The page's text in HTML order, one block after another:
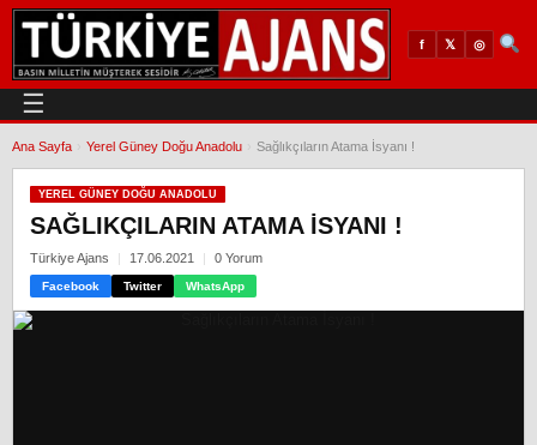
f 𝕏 ◎
☰
Ana Sayfa Yerel Güney Doğu Anadolu Sağlıkçıların Atama İsyanı !
YEREL GÜNEY DOĞU ANADOLU
SAĞLIKÇILARIN ATAMA İSYANI !
Türkiye Ajans 17.06.2021 0 Yorum
Facebook Twitter WhatsApp